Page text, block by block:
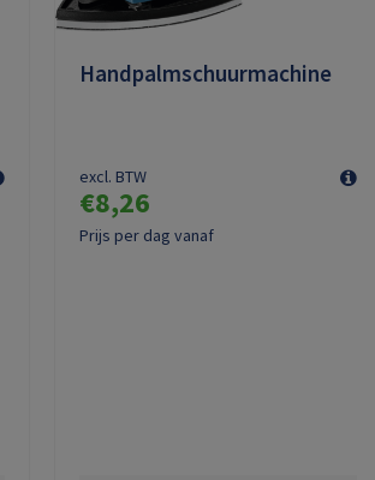
Handpalmschuurmachine
Prijs per dag vanaf
€8,26
excl. BTW